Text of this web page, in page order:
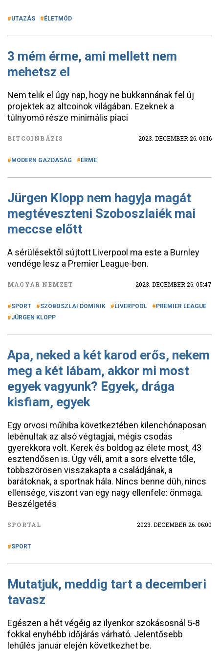
UTAZÁS ÉLETMÓD
3 mém érme, ami mellett nem
mehetsz el
Nem telik el úgy nap, hogy ne bukkannának fel új
projektek az altcoinok világában. Ezeknek a
túlnyomó része minimális piaci
BITCOINBÁZIS 2023. DECEMBER 26. 06:16
MODERN GAZDASÁG ÉRME
Jürgen Klopp nem hagyja magát
megtéveszteni Szoboszlaiék mai
meccse előtt
A sérülésektől sújtott Liverpool ma este a Burnley
vendége lesz a Premier League-ben.
MAGYAR NEMZET 2023. DECEMBER 26. 05:47
SPORT SZOBOSZLAI DOMINIK LIVERPOOL
PREMIER LEAGUE
JÜRGEN KLOPP
Apa, neked a két karod erős, nekem
meg a két lábam, akkor mi most
egyek vagyunk? Egyek, drága
kisfiam, egyek
Egy orvosi műhiba következtében kilenchónaposan
lebénultak az alsó végtagjai, mégis csodás
gyerekkora volt. Kerek és boldog az élete most, 43
esztendősen is. Úgy véli, amit a sors elvette tőle,
többszörösen visszakapta a családjának, a
barátoknak, a sportnak hála. Nincs benne düh, nincs
ellensége, viszont van egy nagy ellenfele: önmaga.
Beszélgetés
SPORTAL 2023. DECEMBER 26. 06:00
SPORT
Mutatjuk, meddig tart a decemberi
tavasz
Egészen a hét végéig az ilyenkor szokásosnál 5-8
fokkal enyhébb időjárás várható. Jelentősebb
lehűlés január elején következhet be.